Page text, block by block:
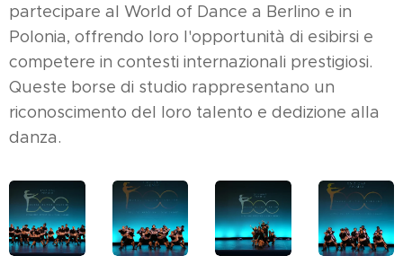
partecipare al World of Dance a Berlino e in
Polonia, offrendo loro l'opportunità di esibirsi e
competere in contesti internazionali prestigiosi.
Queste borse di studio rappresentano un
riconoscimento del loro talento e dedizione alla
danza.